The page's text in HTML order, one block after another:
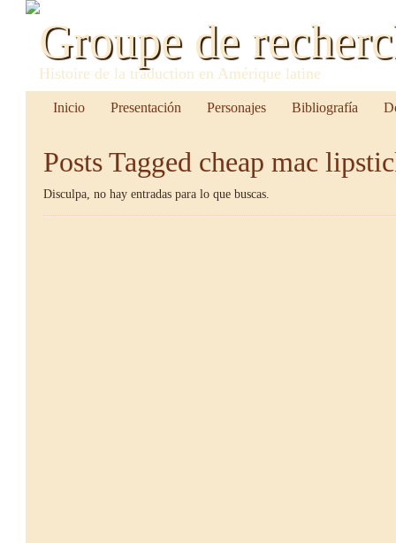
Groupe de
Histoire de la traduction en Amérique latine
Inicio Presentación Personajes Bibliografía
Posts Tagged cheap mac
Disculpa, no hay entradas para lo que buscas.